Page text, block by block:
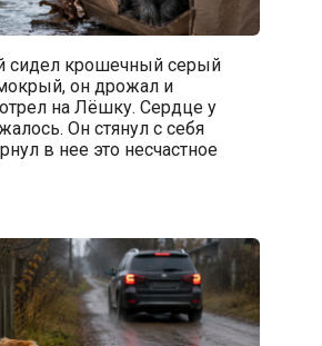
сидел крошечный серый
он дрожал и
на Лёшку. Сердце у
Он стянул с себя
в нее это несчастное